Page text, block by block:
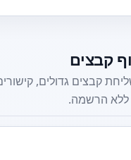
קבצים
קבצים גדולים,
ללא הרשמה.